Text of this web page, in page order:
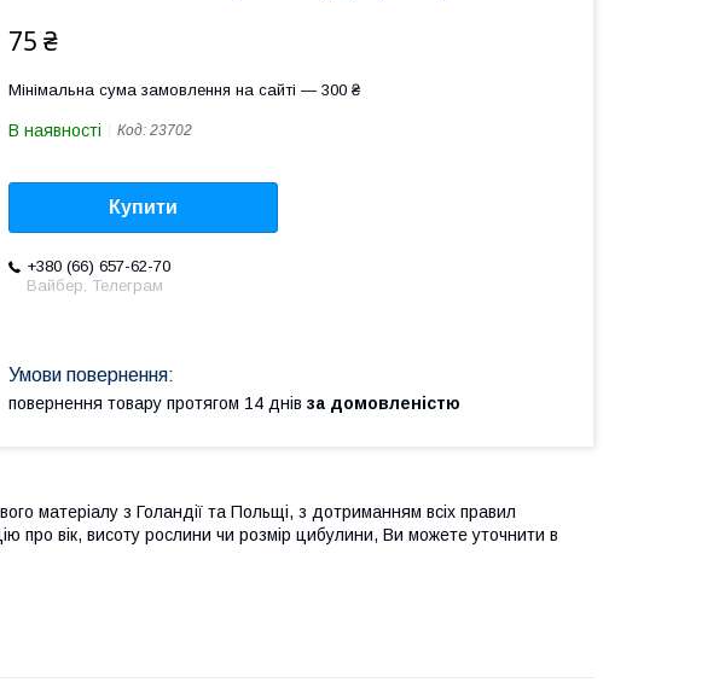
75 ₴
Мінімальна сума замовлення на сайті — 300 ₴
В наявності Код: 23702
Купити
+380 (66) 657-62-70
Вайбер, Телеграм
повернення товару протягом 14 днів за домовленістю
матеріалу з Голандії та Польщі, з дотриманням всіх правил
про вік, висоту рослини чи розмір цибулини, Ви можете уточнити в